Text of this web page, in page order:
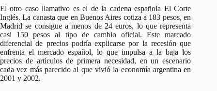
El otro caso llamativo es el de la cadena española El Corte
Inglés. La canasta que en Buenos Aires cotiza a 183 pesos, en
Madrid se consigue a menos de 24 euros, lo que representa
casi 150 pesos al tipo de cambio oficial. Este marcado
diferencial de precios podría explicarse por la recesión que
enfrenta el mercado español, lo que impulsa a la baja los
precios de artículos de primera necesidad, en un escenario
cada vez más parecido al que vivió la economía argentina en
2001 y 2002.